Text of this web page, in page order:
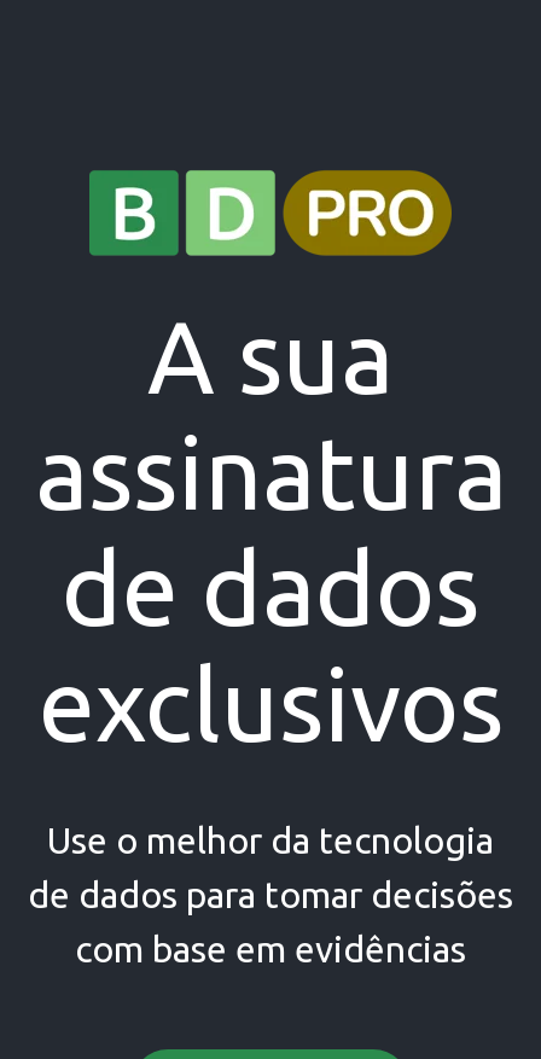
A sua
assinatura
de dados
exclusivos
Use o melhor da tecnologia
de dados para tomar decisões
com base em evidências